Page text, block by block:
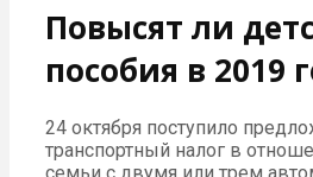
Повысят ли
пособия в 2019
24 октября поступило
транспортный налог в